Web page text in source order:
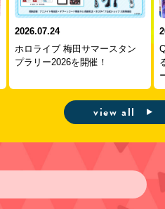
2026.07.24
ホロライブ 梅田サマースタン
プラリー2026を開催！
view all